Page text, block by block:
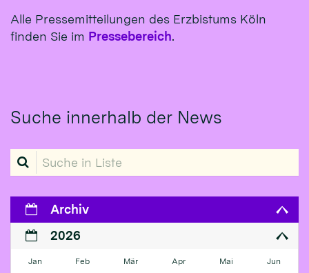
Alle Pressemitteilungen des Erzbistums Köln
finden Sie im Pressebereich.
Suche innerhalb der News
Suche in Liste
Archiv
2026
Jan Feb Mär Apr Mai Jun